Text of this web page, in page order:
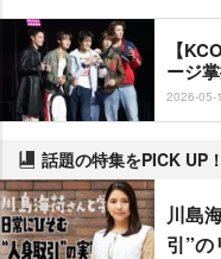
【
ージ
2026-05-
話題の特集をPICK UP！
川島
引”の